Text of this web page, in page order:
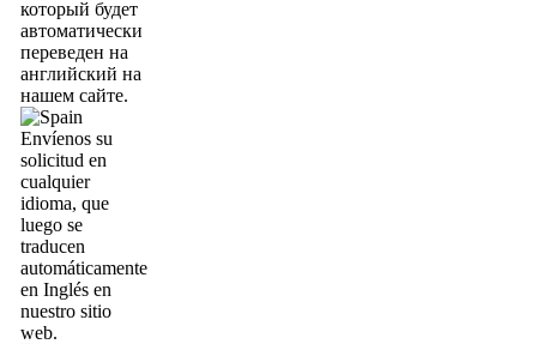
который будет
автоматически
переведен на
английский на
нашем сайте.
Envíenos su
solicitud en
cualquier
idioma, que
luego se
traducen
automáticamente
en Inglés en
nuestro sitio
web.